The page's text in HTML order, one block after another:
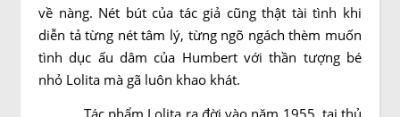
về nàng. Nét bút của tác giả cũng thật tài tình khi
diễn tả từng nét tâm lý, từng ngõ ngách thèm muốn
tình dục ấu dâm của Humbert với thần tượng bé
nhỏ Lolita mà gã luôn khao khát.
Tác phẩm Lolita ra đời vào năm 1955, tại thủ